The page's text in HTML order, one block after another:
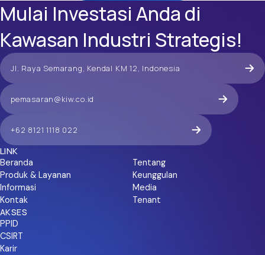
Mulai Investasi Anda di
Kawasan Industri Strategis!
Jl. Raya Semarang, Kendal KM 12, Indonesia
pemasaran@kiw.co.id
+62 8121 1118 022
LINK
Beranda
Tentang
Produk & Layanan
Keunggulan
Informasi
Media
Kontak
Tenant
AKSES
PPID
CSIRT
Karir